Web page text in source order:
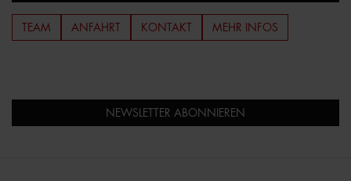
TEAM ANFAHRT KONTAKT MEHR INFOS
NEWSLETTER ABONNIEREN